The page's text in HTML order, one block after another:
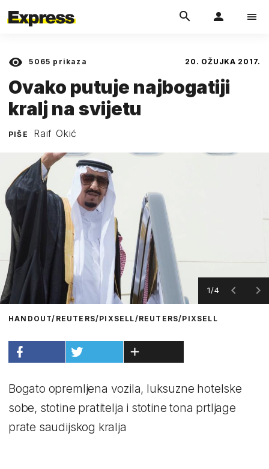
5065 prikaza 20. OŽUJKA 2017.
Ovako putuje najbogatiji
kralj na svijetu
PIŠE Raif Okić
1/4
HANDOUT/REUTERS/PIXSELL/REUTERS/PIXSELL
Bogato opremljena vozila, luksuzne hotelske
sobe, stotine pratitelja i stotine tona prtljage
prate saudijskog kralja